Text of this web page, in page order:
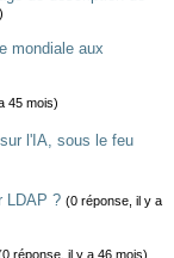
mondiale aux
45 mois)
l'IA, sous le feu
LDAP ? (0 réponse, il y a
réponse, il y a 46 mois)